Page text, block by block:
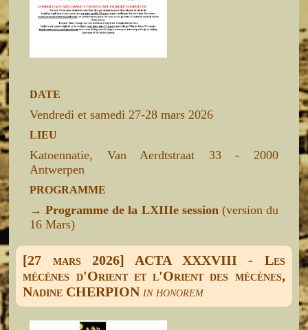
DATE
Vendredi et samedi 27-28 mars 2026
LIEU
Katoennatie, Van Aerdtstraat 33 - 2000
Antwerpen
PROGRAMME
→Programme de la LXIIIe session (version du
16 Mars)
[27 mars 2026] ACTA XXXVIII - Les
mécènes d'Orient et l'Orient des mécènes,
Nadine CHERPION in honorem